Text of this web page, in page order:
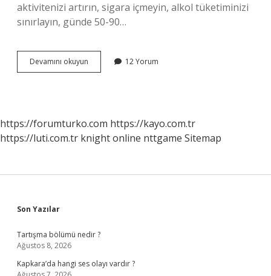
aktivitenizi artırın, sigara içmeyin, alkol tüketiminizi
sınırlayın, günde 50-90…
Devamını okuyun
Kasını
12 Yorum
https://forumturko.com https://kayo.com.tr
https://luti.com.tr knight online nttgame Sitemap
Sidebar
Son Yazılar
Tartışma bölümü nedir ?
Ağustos 8, 2026
Kapkara’da hangi ses olayı vardır ?